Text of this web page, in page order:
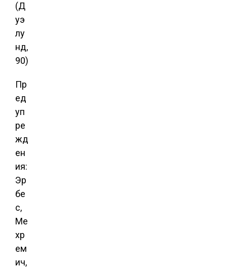
(Д
уэ
лу
нд,
90)
Пр
ед
уп
ре
жд
ен
ия:
Эр
бе
с,
Ме
хр
ем
ич,